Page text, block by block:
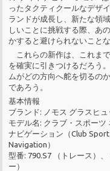
ったタクティクールなデザ
ランドが成長し、新たな領
しいことに挑戦する際、あ
かすると避けられないこと
これらの新作は、これま
を確実に引きつけるだろう
ムがどの方向へ舵を切るの
であろう。
基本情報
ブランド: ノモス グラスヒ
モデル名: クラブ・スポーツ
ナビゲーション（Club
Navigation）
型番: 790.S7 （トレース）
ー）